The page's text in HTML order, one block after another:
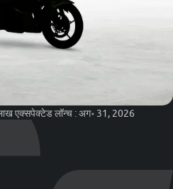
एक्सपेक्टेड लॉन्च :अग॰ 31, 2026